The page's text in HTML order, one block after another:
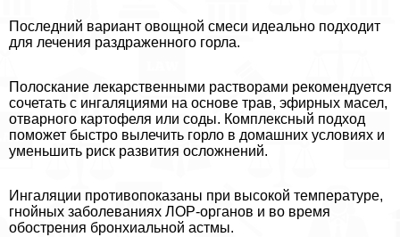
Последний вариант овощной смеси идеально подходит
для лечения раздраженного горла.
Полоскание лекарственными растворами рекомендуется
сочетать с ингаляциями на основе трав, эфирных масел,
отварного картофеля или соды. Комплексный подход
поможет быстро вылечить горло в домашних условиях и
уменьшить риск развития осложнений.
Ингаляции противопоказаны при высокой температуре,
гнойных заболеваниях ЛОР-органов и во время
обострения бронхиальной астмы.